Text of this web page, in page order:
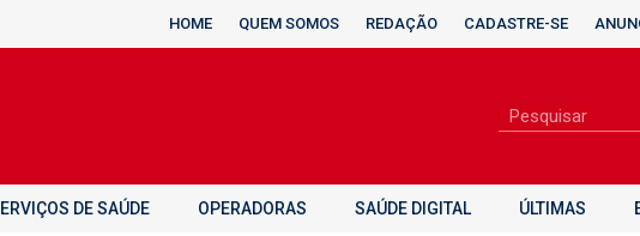
HOME QUEM SOMOS REDAÇÃO CADASTRE-SE
DE SAÚDE OPERADORAS SAÚDE DIGITAL ÚLTIMAS